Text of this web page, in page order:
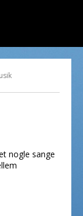
nogle sange